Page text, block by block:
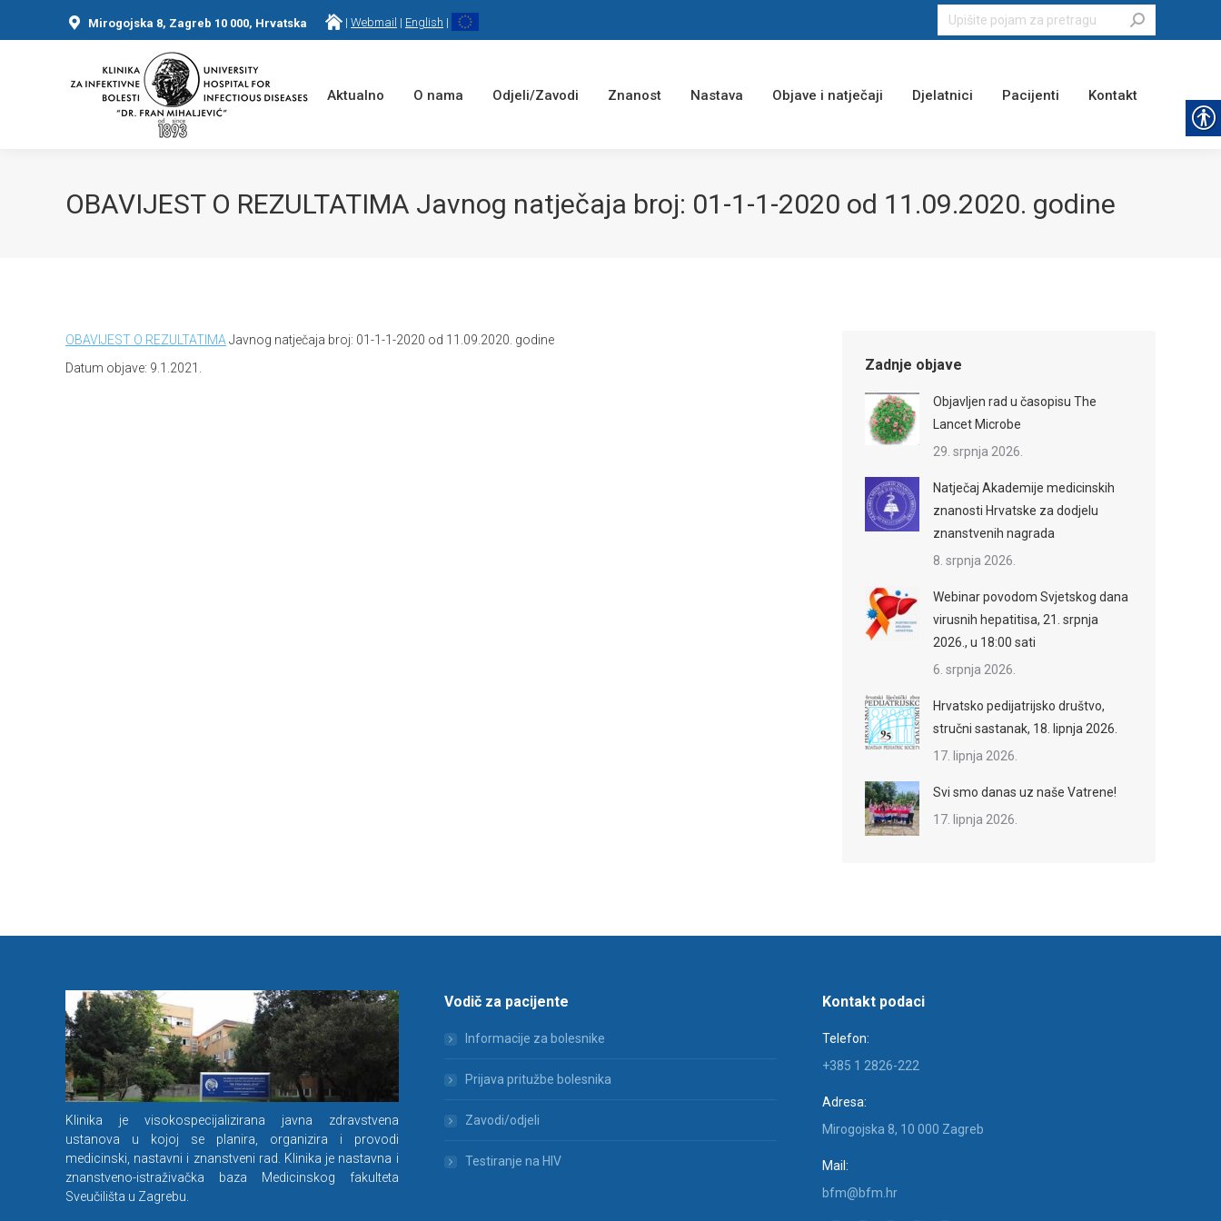
Mirogojska 8, Zagreb 10 000, Hrvatska | Webmail | English |
Search:
Aktualno O nama Odjeli/Zavodi Znanost Nastava Objave i natječaji Djelatnici Pacijenti Kontakt
OBAVIJEST O REZULTATIMA Javnog natječaja broj: 01-1-1-2020 od 11.09.2020. godine
OBAVIJEST O REZULTATIMA Javnog natječaja broj: 01-1-1-2020 od 11.09.2020. godine
Datum objave: 9.1.2021.
Zadnje objave
Objavljen rad u časopisu The
Lancet Microbe
29. srpnja 2026.
Natječaj Akademije medicinskih
znanosti Hrvatske za dodjelu
znanstvenih nagrada
8. srpnja 2026.
Webinar povodom Svjetskog dana
virusnih hepatitisa, 21. srpnja
2026., u 18:00 sati
6. srpnja 2026.
Hrvatsko pedijatrijsko društvo,
stručni sastanak, 18. lipnja 2026.
17. lipnja 2026.
Svi smo danas uz naše Vatrene!
17. lipnja 2026.
Klinika je visokospecijalizirana javna zdravstvena
ustanova u kojoj se planira, organizira i provodi
medicinski, nastavni i znanstveni rad. Klinika je nastavna i
znanstveno-istraživačka baza Medicinskog fakulteta
Sveučilišta u Zagrebu.
Vodič za pacijente
Informacije za bolesnike
Prijava pritužbe bolesnika
Zavodi/odjeli
Testiranje na HIV
Kontakt podaci
Telefon:
+385 1 2826-222
Adresa:
Mirogojska 8, 10 000 Zagreb
Mail:
bfm@bfm.hr